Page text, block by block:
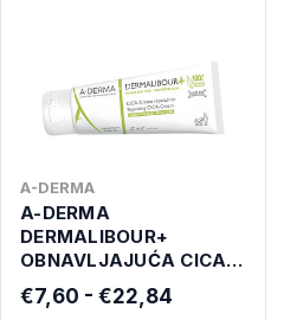
A-DERMA
A-DERMA
DERMALIBOUR+
OBNAVLJAJUĆA CICA
KREMA
€7,60 - €22,84